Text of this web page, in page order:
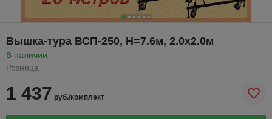
Вышка-тура ВСП-250, Н=7.6м, 2.0х2.0м
В наличии
Розница
1 437 руб./комплект